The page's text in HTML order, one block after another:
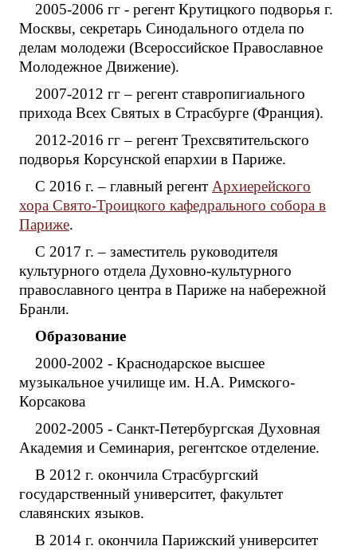
2005-2006 гг - регент Крутицкого подворья г.
Москвы, секретарь Синодального отдела по
делам молодежи (Всероссийское Православное
Молодежное Движение).
2007-2012 гг – регент ставропигиального
прихода Всех Святых в Страсбурге (Франция).
2012-2016 гг – регент Трехсвятительского
подворья Корсунской епархии в Париже.
С 2016 г. – главный регент Архиерейского
хора Свято-Троицкого кафедрального собора в
Париже.
С 2017 г. – заместитель руководителя
культурного отдела Духовно-культурного
православного центра в Париже на набережной
Бранли.
Образование
2000-2002 - Краснодарское высшее
музыкальное училище им. Н.А. Римского-
Корсакова
2002-2005 - Санкт-Петербургская Духовная
Академия и Семинария, регентское отделение.
В 2012 г. окончила Страсбургский
государственный университет, факультет
славянских языков.
В 2014 г. окончила Парижский университет